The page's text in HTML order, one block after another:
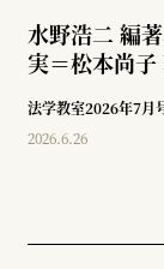
水野浩二 編
実＝松本尚子
法学教室2026年7月
2026.6.26